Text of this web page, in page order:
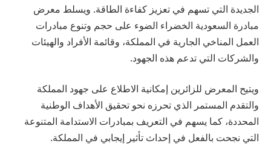
الجديدة التي تسهم في تعزيز كفاءة الطاقة. ويسلط معرض
مبادرة السعودية الخضراء الضوء على حجم وتنوع مبادرات
العمل المناخي الجارية في المملكة، وقائمة الأفراد والهيئات
والشركات التي تدعم هذه الجهود.
ويتيح المعرض للزائرين إمكانية الاطلاع على جهود المملكة
والتقدم المستمر الذي تحرزه نحو تحقيق الأهداف الوطنية
المحددة، كما يسهم في التعريف بمبادرات الاستدامة المتنوعة
التي نجحت بالفعل في إحداث تأثير إيجابي في المملكة.